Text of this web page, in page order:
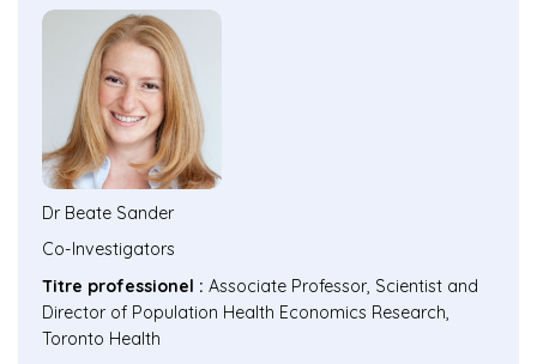
Dr Beate Sander
Co-Investigators
Titre professionel : Associate Professor, Scientist and
Director of Population Health Economics Research,
Toronto Health